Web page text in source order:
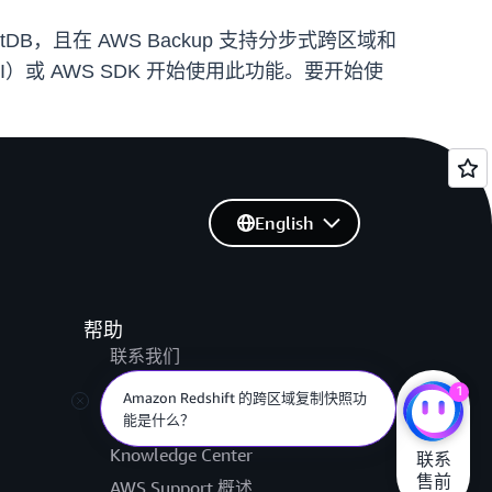
，且在 AWS Backup 支持分步式跨区域和
或 AWS SDK 开始使用此功能。要开始使
帮助
联系我们
提交支持工单
AWS re:Post
Knowledge Center
English
Amazon Redshift 的跨区域复制快照功
能是什么？
1
联系
售前